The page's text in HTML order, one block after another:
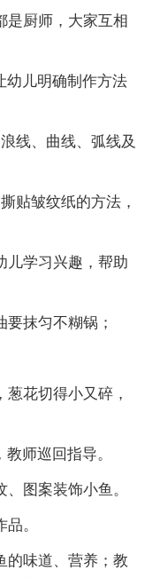
是厨师，大家互相
幼儿明确制作方法
线、曲线、弧线及
贴皱纹纸的方法，
儿学习兴趣，帮助
抹匀不糊锅；
花切得小又碎，
师巡回指导。
图案装饰小鱼。
。
的味道、营养；教